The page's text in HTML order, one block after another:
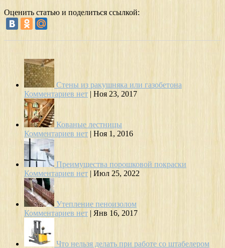
Оценить статью и поделиться ссылкой:
Стены из ракушняка или газобетона
Комментариев нет | Ноя 23, 2017
Кованые лестницы
Комментариев нет | Ноя 1, 2016
Преимущества порошковой покраски
Комментариев нет | Июл 25, 2022
Утепление пеноизолом
Комментариев нет | Янв 16, 2017
Что нельзя делать при работе со штабелером